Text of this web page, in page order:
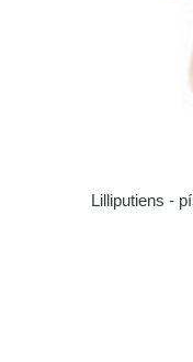
Lilliputiens -